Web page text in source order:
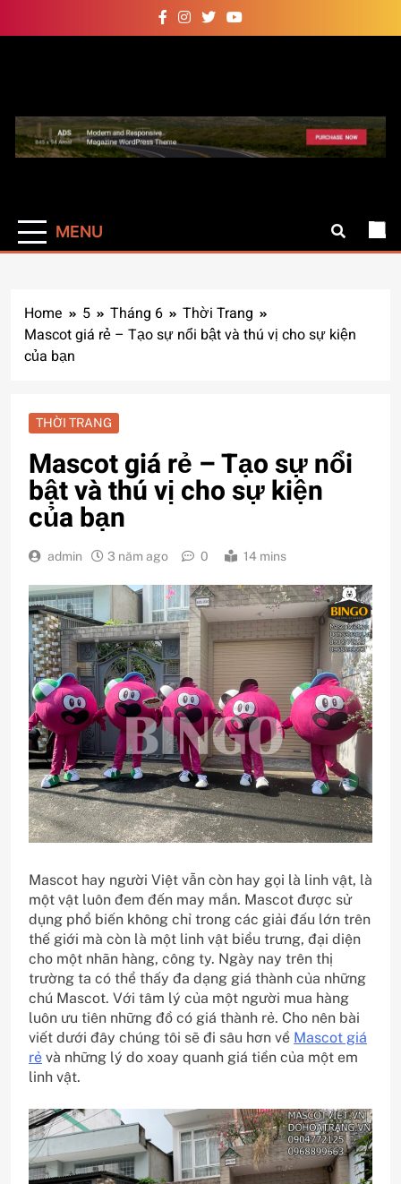
to
Auto Pro
hơn
MENU
Home 5 Tháng 6
Thời Trang
Mascot giá rẻ – Tạo sự nổi bật và thú vị cho sự kiện
của bạn
THỜI TRANG
Mascot giá rẻ – Tạo sự nổi
bật và thú vị cho sự kiện
của bạn
admin 3 năm ago 0 14 mins
Mascot hay người Việt vẫn còn hay gọi là linh vật, là
một vật luôn đem đến may mắn. Mascot được sử
dụng phổ biến không chỉ trong các giải đấu lớn trên
thế giới mà còn là một linh vật biểu trưng, đại diện
cho một nhãn hàng, công ty. Ngày nay trên thị
trường ta có thể thấy đa dạng giá thành của những
chú Mascot. Với tâm lý của một người mua hàng
luôn ưu tiên những đồ có giá thành rẻ. Cho nên bài
viết dưới đây chúng tôi sẽ đi sâu hơn về Mascot giá
rẻ và những lý do xoay quanh giá tiền của một em
linh vật.